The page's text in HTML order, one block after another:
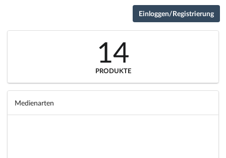
Einloggen/Registrierung
14
PRODUKTE
Medienarten